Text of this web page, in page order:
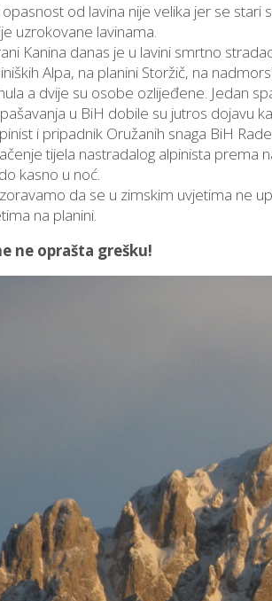
od lavina nije velika jer se
uzrokovane lavinama.
Kanina danas je u lavini smrtno
Alpa, na planini Storžič, na
a dvije su osobe ozlijeđene. Jedan
u BiH dobile su jutros dojavu
i pripadnik Oružanih snaga BiH
tijela nastradalog alpinista prema
kasno u noć.
da se u zimskim uvjetima ne
na planini.
ne oprašta grešku!